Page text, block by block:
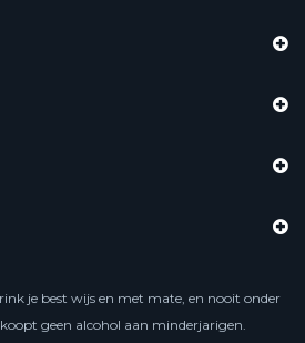
je best wijs en met mate, en nooit onder
geen alcohol aan minderjarigen.